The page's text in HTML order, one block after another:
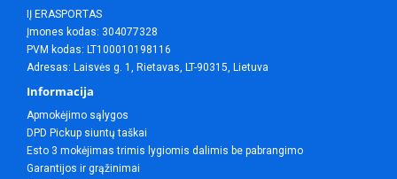
IĮ ERASPORTAS
Įmones kodas: 304077328
PVM kodas: LT100010198116
Adresas: Laisvės g. 1, Rietavas, LT-90315, Lietuva
Informacija
Apmokėjimo sąlygos
DPD Pickup siuntų taškai
Esto 3 mokėjimas trimis lygiomis dalimis be pabrangimo
Garantijos ir grąžinimai